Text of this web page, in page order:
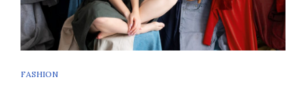
FASHION